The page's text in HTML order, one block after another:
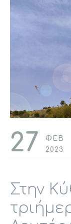
27
ΦΕΒ
2023
Στην